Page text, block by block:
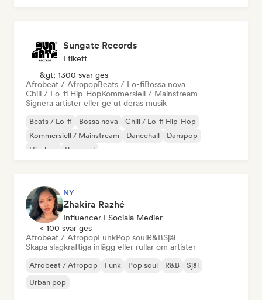
Sungate Records
Etikett
&gt; 1300 svar ges
Afrobeat / AfropopBeats / Lo-fiBossa nova
Chill / Lo-fi Hip-HopKommersiell / Mainstream
Signera artister eller ge ut deras musik
Beats / Lo-fi Bossa nova
Chill / Lo-fi Hip-Hop
Kommersiell / Mainstream
Dancehall
Danspop
Hip-hop
Pop soul
NY
Zhakira Razhé
Influencer I Sociala Medier
< 100 svar ges
Afrobeat / AfropopFunkPop soulR&BSjäl
Skapa slagkraftiga inlägg eller rullar om artister
Afrobeat / Afropop Funk Pop soul R&B
Själ
Urban pop